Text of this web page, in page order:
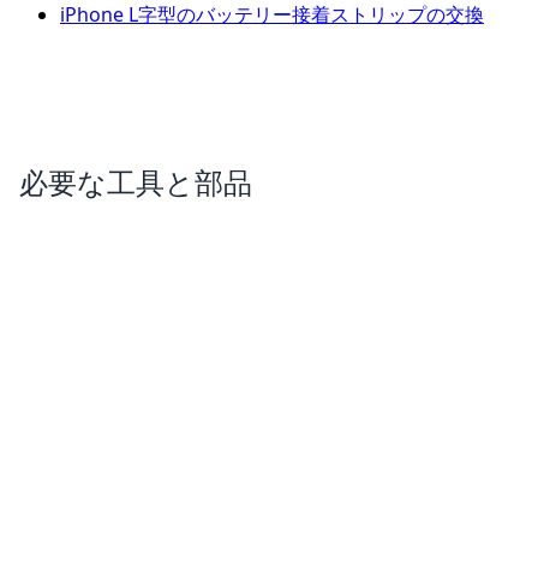
iPhone L字型のバッテリー接着ストリップの交換
必要な工具と部品